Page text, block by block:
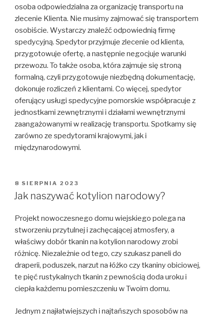
osoba odpowiedzialna za organizację transportu na
zlecenie Klienta. Nie musimy zajmować się transportem
osobiście. Wystarczy znaleźć odpowiednią firmę
spedycyjną. Spedytor przyjmuje zlecenie od klienta,
przygotowuje ofertę, a następnie negocjuje warunki
przewozu. To także osoba, która zajmuje się stroną
formalną, czyli przygotowuje niezbędną dokumentację,
dokonuje rozliczeń z klientami. Co więcej, spedytor
oferujący usługi spedycyjne pomorskie współpracuje z
jednostkami zewnętrznymi i działami wewnętrznymi
zaangażowanymi w realizację transportu. Spotkamy się
zarówno ze spedytorami krajowymi, jak i
międzynarodowymi.
OPUBLIKOWANE
W
8 SIERPNIA 2023
Jak naszywać kotylion narodowy?
Projekt nowoczesnego domu wiejskiego polega na
stworzeniu przytulnej i zachęcającej atmosfery, a
właściwy dobór tkanin na kotylion narodowy zrobi
różnicę. Niezależnie od tego, czy szukasz paneli do
draperii, poduszek, narzut na łóżko czy tkaniny obiciowej,
te pięć rustykalnych tkanin z pewnością doda uroku i
ciepła każdemu pomieszczeniu w Twoim domu.
Jednym z najłatwiejszych i najtańszych sposobów na